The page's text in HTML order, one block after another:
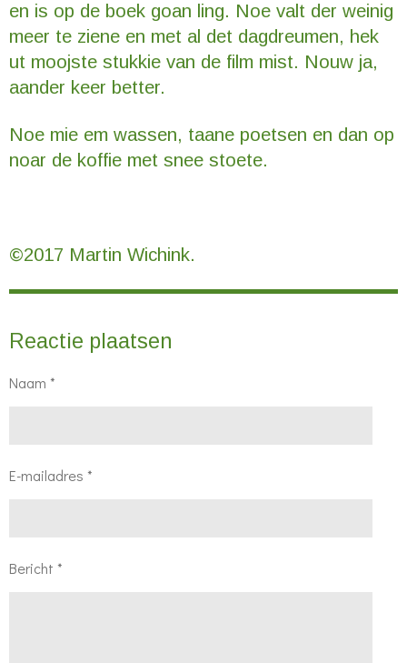
en is op de boek goan ling. Noe valt der weinig
meer te ziene en met al det dagdreumen, hek
ut moojste stukkie van de film mist. Nouw ja,
aander keer better.
Noe mie em wassen, taane poetsen en dan op
noar de koffie met snee stoete.
©2017 Martin Wichink.
Reactie plaatsen
Naam *
E-mailadres *
Bericht *